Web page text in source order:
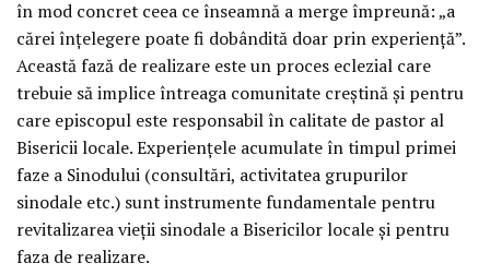
în mod concret ceea ce înseamnă a merge împreună: „a
cărei înțelegere poate fi dobândită doar prin experiență”.
Această fază de realizare este un proces eclezial care
trebuie să implice întreaga comunitate creștină și pentru
care episcopul este responsabil în calitate de pastor al
Bisericii locale. Experiențele acumulate în timpul primei
faze a Sinodului (consultări, activitatea grupurilor
sinodale etc.) sunt instrumente fundamentale pentru
revitalizarea vieții sinodale a Bisericilor locale și pentru
faza de realizare.